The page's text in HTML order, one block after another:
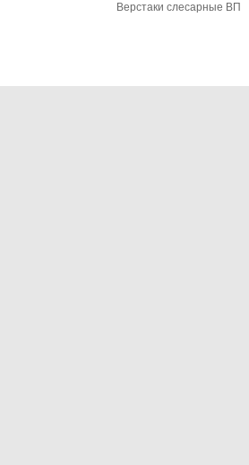
Верстаки слесарные ВП